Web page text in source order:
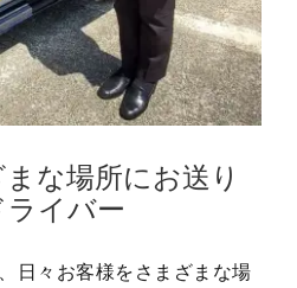
な場所にお送り
イバー
日々お客様をさまざまな場